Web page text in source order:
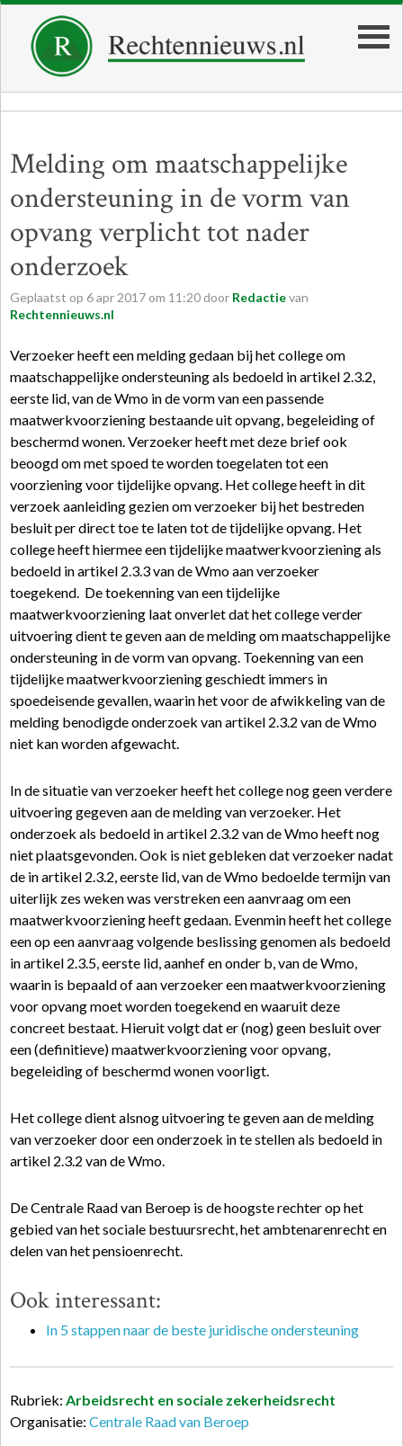
Melding om maatschappelijke
ondersteuning in de vorm van
opvang verplicht tot nader
onderzoek
Geplaatst op 6apr 2017 om 11:20 door Redactievan
Rechtennieuws.nl
Verzoeker heeft een melding gedaan bij het college om
maatschappelijke ondersteuning als bedoeld in artikel 2.3.2,
eerste lid, van de Wmo in de vorm van een passende
maatwerkvoorziening bestaande uit opvang, begeleiding of
beschermd wonen. Verzoeker heeft met deze brief ook
beoogd om met spoed te worden toegelaten tot een
voorziening voor tijdelijke opvang. Het college heeft in dit
verzoek aanleiding gezien om verzoeker bij het bestreden
besluit per direct toe te laten tot de tijdelijke opvang. Het
college heeft hiermee een tijdelijke maatwerkvoorziening als
bedoeld in artikel 2.3.3 van de Wmo aan verzoeker
toegekend. De toekenning van een tijdelijke
maatwerkvoorziening laat onverlet dat het college verder
uitvoering dient te geven aan de melding om maatschappelijke
ondersteuning in de vorm van opvang. Toekenning van een
tijdelijke maatwerkvoorziening geschiedt immers in
spoedeisende gevallen, waarin het voor de afwikkeling van de
melding benodigde onderzoek van artikel 2.3.2 van de Wmo
niet kan worden afgewacht.
In de situatie van verzoeker heeft het college nog geen verdere
uitvoering gegeven aan de melding van verzoeker. Het
onderzoek als bedoeld in artikel 2.3.2 van de Wmo heeft nog
niet plaatsgevonden. Ook is niet gebleken dat verzoeker nadat
de in artikel 2.3.2, eerste lid, van de Wmo bedoelde termijn van
uiterlijk zes weken was verstreken een aanvraag om een
maatwerkvoorziening heeft gedaan. Evenmin heeft het college
een op een aanvraag volgende beslissing genomen als bedoeld
in artikel 2.3.5, eerste lid, aanhef en onder b, van de Wmo,
waarin is bepaald of aan verzoeker een maatwerkvoorziening
voor opvang moet worden toegekend en waaruit deze
concreet bestaat. Hieruit volgt dat er (nog) geen besluit over
een (definitieve) maatwerkvoorziening voor opvang,
begeleiding of beschermd wonen voorligt.
Het college dient alsnog uitvoering te geven aan de melding
van verzoeker door een onderzoek in te stellen als bedoeld in
artikel 2.3.2 van de Wmo.
De Centrale Raad van Beroep is de hoogste rechter op het
gebied van het sociale bestuursrecht, het ambtenarenrecht en
delen van het pensioenrecht.
Ook interessant:
In 5 stappen naar de beste juridische ondersteuning
Rubriek: Arbeidsrecht en sociale zekerheidsrecht
Organisatie: Centrale Raad van Beroep